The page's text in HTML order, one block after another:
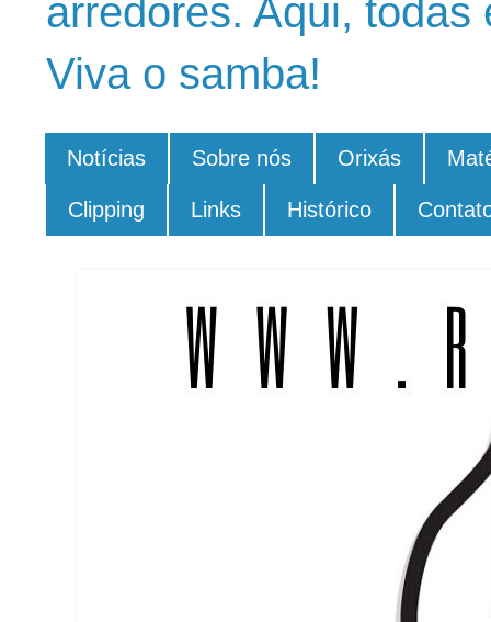
arredores. Aqui,
Viva o samba!
Notícias Sobre nós Orixás
Clipping Links Histórico